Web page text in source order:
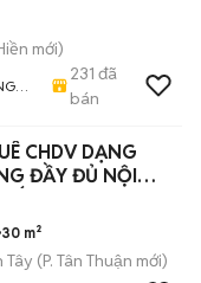
mới)
231 đã
bán
CHDV DẠNG
ĐẦY ĐỦ NỘI
ĐH UFM
30 m²
Tây (P. Tân Thuận mới)